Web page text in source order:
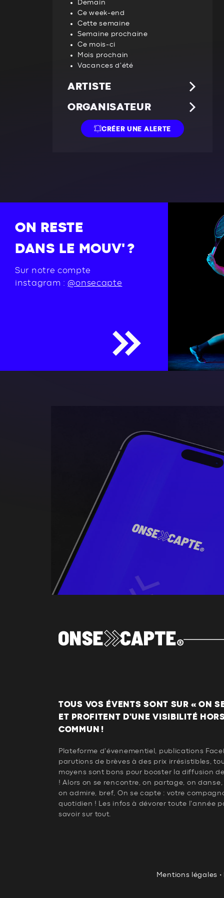
Cyclisme
Sports de combat
E-sport
Demain
Ce week-end
Cette semaine
Semaine prochaine
Ce mois-ci
Mois prochain
Vacances d'été
ARTISTE
Rechercher..
ORGANISATEUR
Rechercher..CRÉER UNE ALERTE
ON RESTE
DANS LE MOUV' ?
Sur notre compte
instagram :@onsecapte
TOUS VOS ÉVENTS SONT SUR « ON
ET PROFITENT D'UNE VISIBILITÉ
COMMUN !
Plateforme d'évenementiel, publications
parutions de brèves à des prix irrésistibles,
moyens sont bons pour booster la diffusion
! Alors on se rencontre, on partage, on
on admire, bref, On se capte : votre
quotidien ! Les infos à dévorer toute l'année
savoir sur tout.
Mentions légales •